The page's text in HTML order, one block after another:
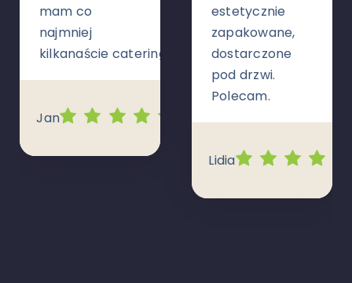
mam co
najmniej
kilkanaście cateringów
Jan
estetycznie
zapakowane,
dostarczone
pod drzwi.
Polecam.
Lidia